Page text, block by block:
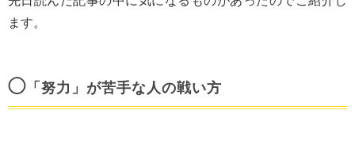
ます。
◯ 「努力」が苦手な人の戦い方